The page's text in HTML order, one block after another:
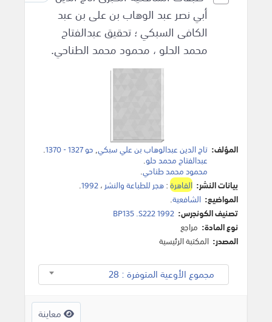
أبي نصر عبد الوهاب بن على بن عبد
الكافى السبكي ؛ تحقيق عبدالفتاح
محمد الحلو ، محمود محمد الطناحي.
المؤلف: تاج الدين عبدالوهاب بن علي سبكي, حو 1327 - 1370 .
عبدالفتاح محمد حلو.
محمود محمد طناحي.
بيانات النشر: القاهرة:هجر للطباعة والنشر ،1992
.
المواضيع: الشافعية.
تصنيف الكونجرس: BP135 .S222 1992
نوع المادة: مراجع
المصدر: المكتبة الرئيسية
مجموع الأوعية المتوفرة : 28
معاينة